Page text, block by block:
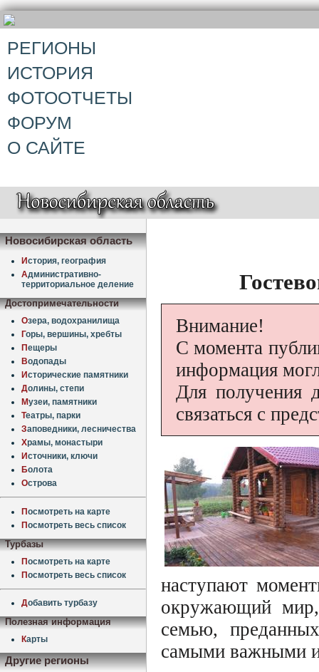
РЕГИОНЫ
ИСТОРИЯ
ФОТООТЧЕТЫ
ФОРУМ
О САЙТЕ
Новосибирская область
История, география
Административно-
территориальное деление
Достопримечательности
Озера, водохранилища
Горы, вершины, хребты
Пещеры
Водопады
Исторические памятники
Долины, степи
Музеи, памятники
Театры, парки
Заповедники, лесничества
Храмы, монастыри
Источники, ключи
Болота
Острова
Посмотреть на карте
Посмотреть весь список
Турбазы
Посмотреть на карте
Посмотреть весь список
Добавить турбазу
Полезная информация
Карты
Другие регионы
Внимание!
С момента
информация
Для получения
связаться с
наступают
окружающий мир,
семью,
самыми важными